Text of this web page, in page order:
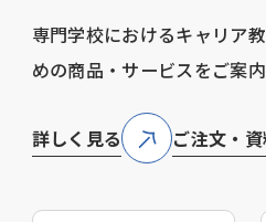
専門学校におけるキャリア
めの商品・サービスをご案内
詳しく見る ご注文・